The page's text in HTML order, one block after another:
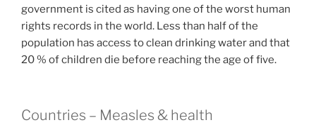
government is cited as having one of the worst human
rights records in the world. Less than half of the
population has access to clean drinking water and that
20 % of children die before reaching the age of five.
Countries – Measles & health